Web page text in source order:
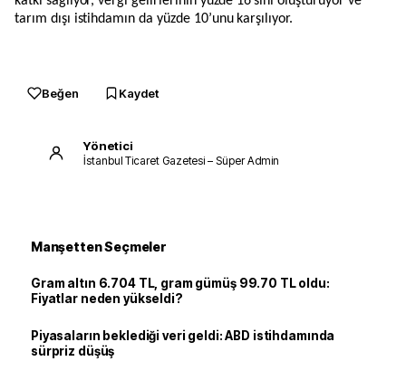
tarım dışı istihdamın da yüzde 10’unu karşılıyor.
Beğen Kaydet
Yönetici
İstanbul Ticaret Gazetesi – Süper Admin
Manşetten Seçmeler
Gram altın 6.704 TL, gram gümüş 99.70 TL oldu:
Fiyatlar neden yükseldi?
Piyasaların beklediği veri geldi: ABD istihdamında
sürpriz düşüş